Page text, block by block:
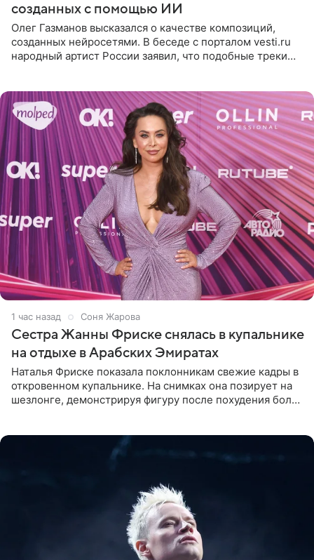
созданных с помощью ИИ
Олег Газманов высказался о качестве композиций,
созданных нейросетями. В беседе с порталом vesti.ru
народный артист России заявил, что подобные треки
1 час назад Соня Жарова
Сестра Жанны Фриске снялась в купальнике
на отдыхе в Арабских Эмиратах
Наталья Фриске показала поклонникам свежие кадры в
откровенном купальнике. На снимках она позирует на
шезлонге, демонстрируя фигуру после похудения более